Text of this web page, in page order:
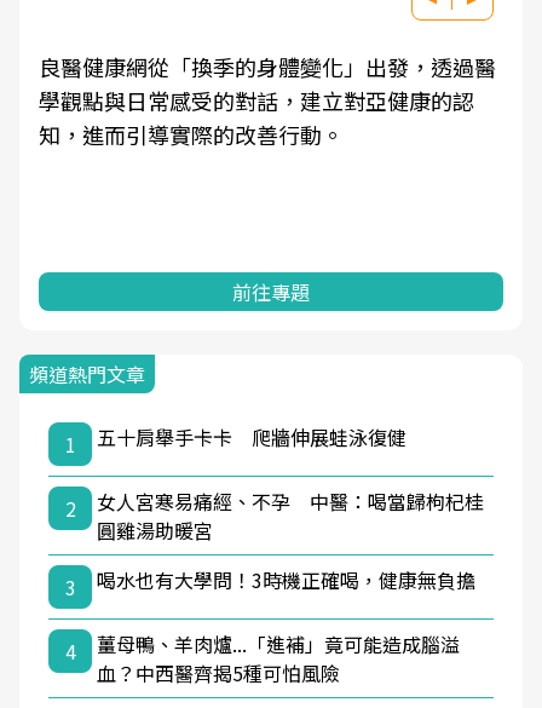
良醫健康網從「換季的身體變化」出發，透過醫
學觀點與日常感受的對話，建立對亞健康的認
知，進而引導實際的改善行動。
前往專題
頻道熱門文章
1 五十肩舉手卡卡 爬牆伸展蛙泳復健
2
女人宮寒易痛經、不孕 中醫：喝當歸枸杞桂
圓雞湯助暖宮
3
喝水也有大學問！3時機正確喝，健康無負擔
4
薑母鴨、羊肉爐...「進補」竟可能造成腦溢
血？中西醫齊揭5種可怕風險